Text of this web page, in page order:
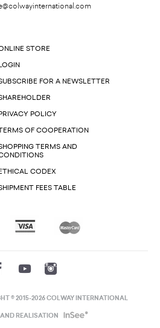
STORE
FOR A NEWSLETTER
POLICY
OF COOPERATION
TERMS AND
CODEX
FEES TABLE
© 2015-2026 COLWAY INTERNATIONAL
REALISATION